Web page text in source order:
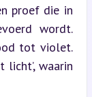
proef die in
wordt.
tot violet.
licht’, waarin